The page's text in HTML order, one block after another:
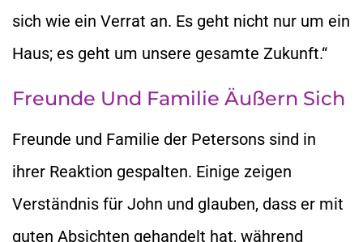
sich wie ein Verrat an. Es geht nicht nur um ein
Haus; es geht um unsere gesamte Zukunft.“
Freunde Und Familie Äußern Sich
Freunde und Familie der Petersons sind in
ihrer Reaktion gespalten. Einige zeigen
Verständnis für John und glauben, dass er mit
guten Absichten gehandelt hat, während